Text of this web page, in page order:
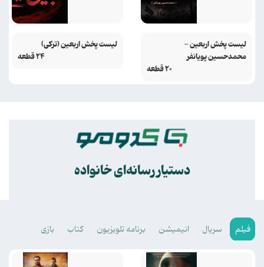
۲۰ قطعه
لیست پخش اربعین -
محمدحسین پویانفر
۲۴ قطعه
لیست پخش اربعین (ترکی)
دستیار رسانه‌ای خانواده
فیلم سریال انیمیشن برنامه تلویزیون کتاب بازی